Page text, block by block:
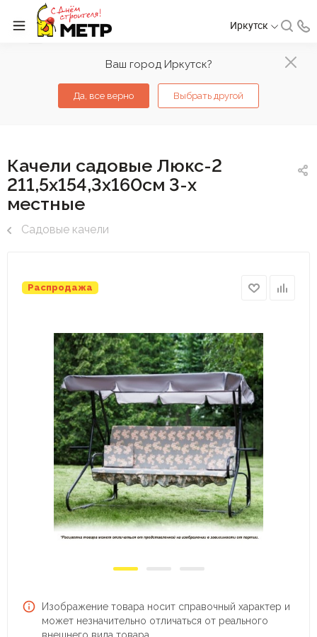
Ваш город Иркутск?
Да, все верно Выбрать другой
Иркутск
Качели садовые Люкс-2
211,5х154,3х160см 3-х
местные
Садовые качели
Распродажа
Изображение товара носит справочный характер и
может незначительно отличаться от реального